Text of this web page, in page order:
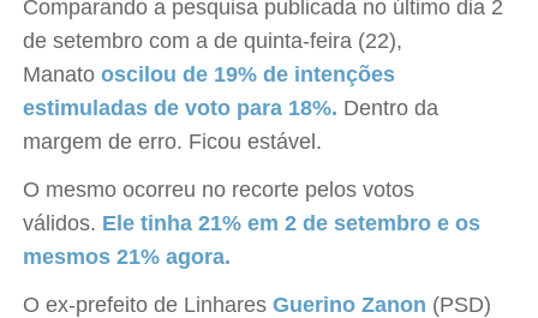
Comparando a pesquisa publicada no último dia 2
de setembro com a de quinta-feira (22),
Manatooscilou de 19% de intenções
estimuladas de voto para 18%. Dentro da
margem de erro. Ficou estável.
O mesmo ocorreu no recorte pelos votos
válidos. Ele tinha 21% em 2 de setembro e os
mesmos 21% agora.
O ex-prefeito de LinharesGuerino Zanon (PSD)